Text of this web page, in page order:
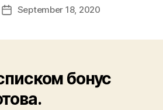
September 18, 2020
бонус